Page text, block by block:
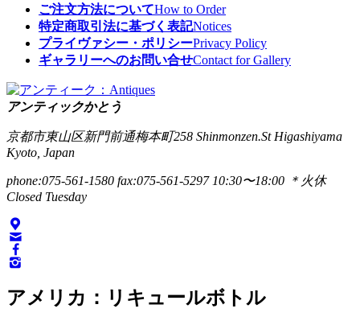
ご注文方法についてHow to Order
特定商取引法に基づく表記Notices
プライヴァシー・ポリシーPrivacy Policy
ギャラリーへのお問い合せContact for Gallery
アンティックかとう
京都市東山区新門前通梅本町258 Shinmonzen.St Higashiyama
Kyoto, Japan
phone:075-561-1580 fax:075-561-5297 10:30〜18:00 ＊火休
Closed Tuesday
アメリカ：リキュールボトル